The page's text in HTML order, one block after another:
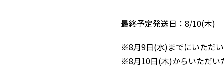
最終予定発送日：8/10(木)
※8月9日(水)までにいただ
※8月10日(木)からいただい